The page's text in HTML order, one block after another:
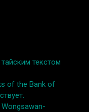
текстом
of the Bank of
Wongsawan-